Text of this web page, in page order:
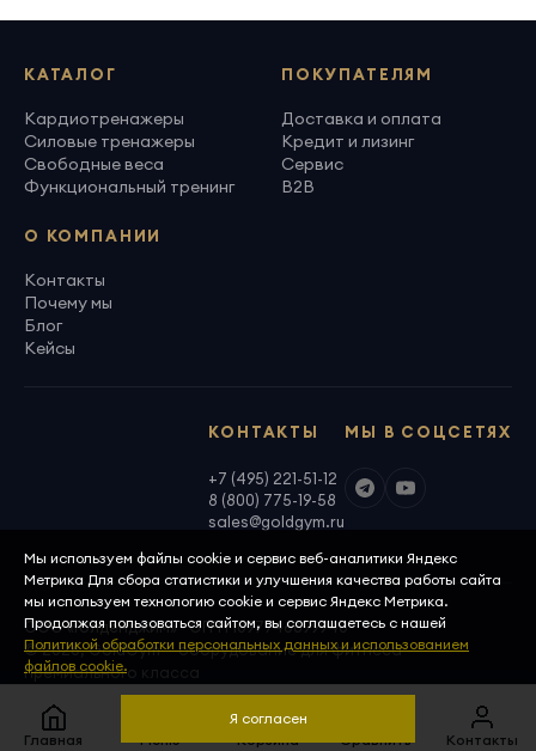
КАТАЛОГ
Кардиотренажеры
Силовые тренажеры
Свободные веса
Функциональный тренинг
ПОКУПАТЕЛЯМ
Доставка и оплата
Кредит и лизинг
Сервис
B2B
О КОМПАНИИ
Контакты
Почему мы
Блог
Кейсы
МЫ В СОЦСЕТЯХ
КОНТАКТЫ
+7 (495) 221-51-12
8 (800) 775-19-58
sales@goldgym.ru
ООО «Голденджим» · ОГРН 1097746699940
© 2026, GoldGym — оборудование для фитнеса
премиального класса
Политика конфиденциальности
Скачать реквизиты
Мы используем файлы cookie и сервис веб-аналитики Яндекс
Метрика Для сбора статистики и улучшения качества работы сайта
мы используем технологию cookie и сервис Яндекс Метрика.
Продолжая пользоваться сайтом, вы соглашаетесь с нашей
Политикой обработки персональных данных и использованием
файлов cookie.
Я согласен
Главная
Меню Корзина Сравнить Контакты